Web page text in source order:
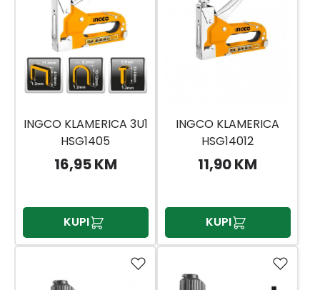
INGCO KLAMERICA 3U1
HSG1405
16,95 KM
KUPI
INGCO KLAMERICA
HSG14012
11,90 KM
KUPI